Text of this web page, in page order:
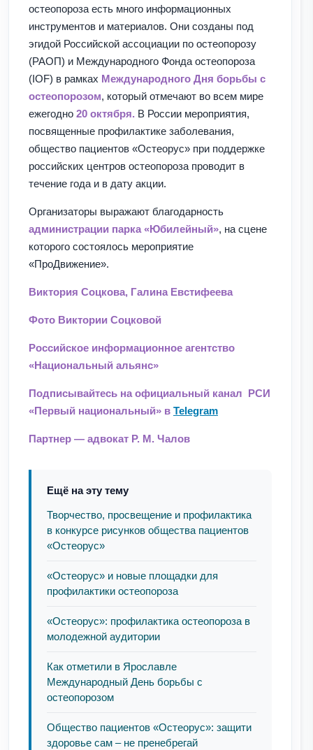
остеопороза есть много информационных
инструментов и материалов. Они созданы под
эгидой Российской ассоциации по остеопорозу
(РАОП) и Международного Фонда остеопороза
(IOF) в рамках Международного Дня борьбы с
остеопорозом, который отмечают во всем мире
ежегодно 20 октября. В России мероприятия,
посвященные профилактике заболевания,
общество пациентов «Остеорус» при поддержке
российских центров остеопороза проводит в
течение года и в дату акции.
Организаторы выражают благодарность
администрации парка «Юбилейный», на сцене
которого состоялось мероприятие
«ПроДвижение».
Виктория Соцкова, Галина Евстифеева
Фото Виктории Соцковой
Российское информационное агентство
«Национальный альянс»
Подписывайтесь на официальный канал РСИ
«Первый национальный» в Telegram
Партнер — адвокат Р. М. Чалов
Ещё на эту тему
Творчество, просвещение и профилактика
в конкурсе рисунков общества пациентов
«Остеорус»
«Остеорус» и новые площадки для
профилактики остеопороза
«Остеорус»: профилактика остеопороза в
молодежной аудитории
Как отметили в Ярославле
Международный День борьбы с
остеопорозом
Общество пациентов «Остеорус»: защити
здоровье сам – не пренебрегай